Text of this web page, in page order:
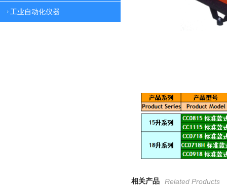
工业自动化仪器
相关产品 Related Products